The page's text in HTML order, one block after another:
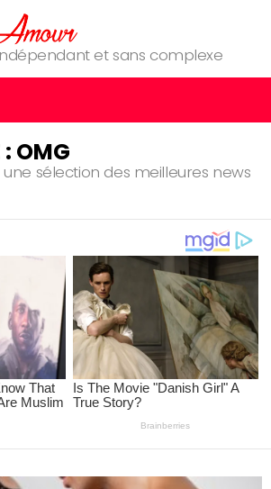
et sans complexe
: OMG
une sélection des meilleures news